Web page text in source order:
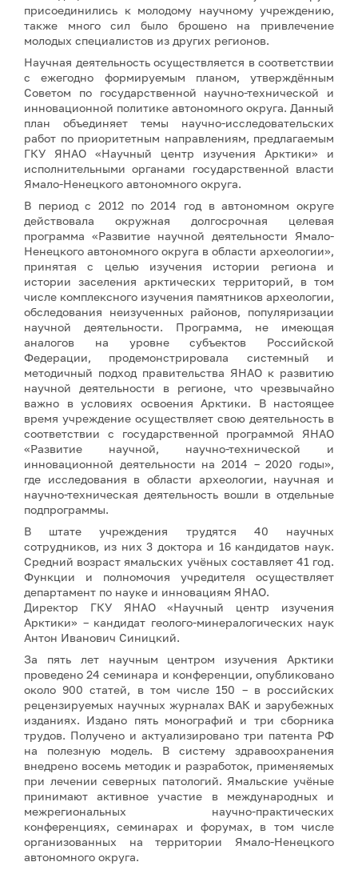
присоединились к молодому научному учреждению,
также много сил было брошено на привлечение
молодых специалистов из других регионов.
Научная деятельность осуществляется в соответствии
с ежегодно формируемым планом, утверждённым
Советом по государственной научно-технической и
инновационной политике автономного округа. Данный
план объединяет темы научно-исследовательских
работ по приоритетным направлениям, предлагаемым
ГКУ ЯНАО «Научный центр изучения Арктики» и
исполнительными органами государственной власти
Ямало-Ненецкого автономного округа.
В период с 2012 по 2014 год в автономном округе
действовала окружная долгосрочная целевая
программа «Развитие научной деятельности Ямало-
Ненецкого автономного округа в области археологии»,
принятая с целью изучения истории региона и
истории заселения арктических территорий, в том
числе комплексного изучения памятников археологии,
обследования неизученных районов, популяризации
научной деятельности. Программа, не имеющая
аналогов на уровне субъектов Российской
Федерации, продемонстрировала системный и
методичный подход правительства ЯНАО к развитию
научной деятельности в регионе, что чрезвычайно
важно в условиях освоения Арктики. В настоящее
время учреждение осуществляет свою деятельность в
соответствии с государственной программой ЯНАО
«Развитие научной, научно-технической и
инновационной деятельности на 2014 – 2020 годы»,
где исследования в области археологии, научная и
научно-техническая деятельность вошли в отдельные
подпрограммы.
В штате учреждения трудятся 40 научных
сотрудников, из них 3 доктора и 16 кандидатов наук.
Средний возраст ямальских учёных составляет 41 год.
Функции и полномочия учредителя осуществляет
департамент по науке и инновациям ЯНАО.
Директор ГКУ ЯНАО «Научный центр изучения
Арктики» – кандидат геолого-минералогических наук
Антон Иванович Синицкий.
За пять лет научным центром изучения Арктики
проведено 24 семинара и конференции, опубликовано
около 900 статей, в том числе 150 – в российских
рецензируемых научных журналах ВАК и зарубежных
изданиях. Издано пять монографий и три сборника
трудов. Получено и актуализировано три патента РФ
на полезную модель. В систему здравоохранения
внедрено восемь методик и разработок, применяемых
при лечении северных патологий. Ямальские учёные
принимают активное участие в международных и
межрегиональных научно-практических
конференциях, семинарах и форумах, в том числе
организованных на территории Ямало-Ненецкого
автономного округа.